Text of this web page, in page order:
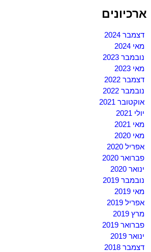
ארכיונים
דצמבר 2024
מאי 2024
נובמבר 2023
מאי 2023
דצמבר 2022
נובמבר 2022
אוקטובר 2021
יולי 2021
מאי 2021
מאי 2020
אפריל 2020
פברואר 2020
ינואר 2020
נובמבר 2019
מאי 2019
אפריל 2019
מרץ 2019
פברואר 2019
ינואר 2019
דצמבר 2018